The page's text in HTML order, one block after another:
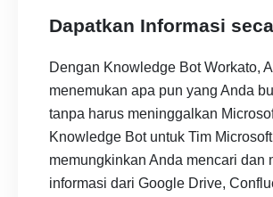
Dapatkan Informasi
Dengan Knowledge Bot Workato,
menemukan apa pun yang Anda
tanpa harus meninggalkan
Knowledge Bot untuk Tim Microsoft
memungkinkan Anda mencari dan
informasi dari Google Drive,